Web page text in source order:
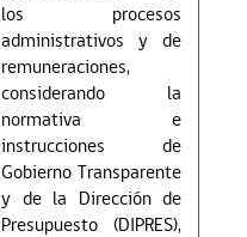
los procesos
administrativos y de
remuneraciones,
considerando la
normativa e
instrucciones de
Gobierno Transparente
y de la Dirección de
Presupuesto (DIPRES),